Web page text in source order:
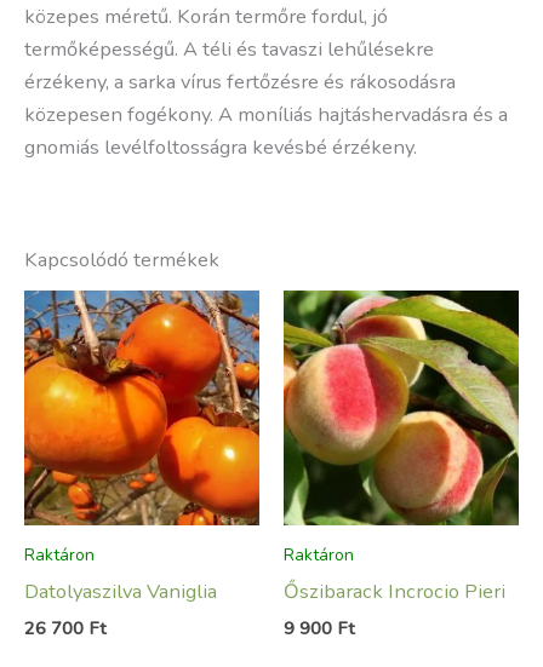
közepes méretű. Korán termőre fordul, jó
termőképességű. A téli és tavaszi lehűlésekre
érzékeny, a sarka ví­rus fertőzésre és rákosodásra
közepesen fogékony. A moní­liás hajtáshervadásra és a
gnomiás levélfoltosságra kevésbé érzékeny.
Kapcsolódó termékek
Raktáron
Datolyaszilva Vaniglia
26 700 Ft
Raktáron
Őszibarack Incrocio Pieri
9 900 Ft